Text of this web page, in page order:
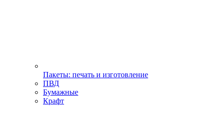
Пакеты: печать и изготовление
ПВД
Бумажные
Крафт